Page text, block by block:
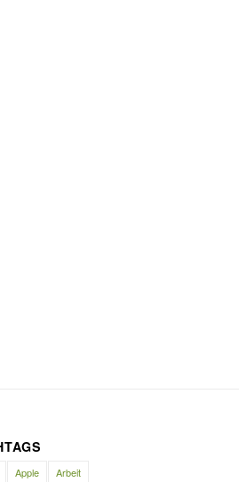
Apple
Arbeit